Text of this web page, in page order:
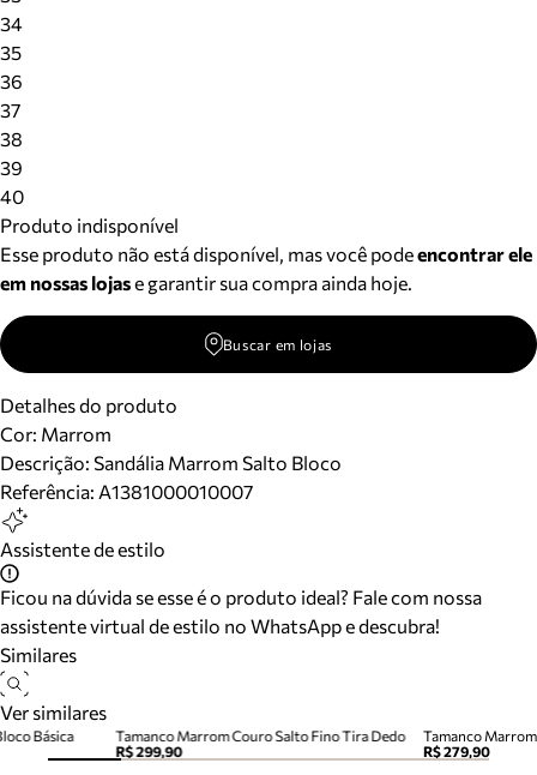
34
35
36
37
38
39
40
Produto indisponível
Esse produto não está disponível, mas você podeencontrar ele
em nossas lojase garantir sua compra ainda hoje.
Buscar em lojas
Detalhes do produto
Cor: Marrom
Descrição: Sandália Marrom Salto Bloco
Referência: A1381000010007
Assistente de estilo
Ficou na dúvida se esse é o produto ideal? Fale com nossa
assistente virtual de estilo no WhatsApp e descubra!
Similares
Ver similares
Tamanco Marrom Couro Salto Fino Tira Dedo
R$ 299,90
Tamanco
R$ 279,90
Básica